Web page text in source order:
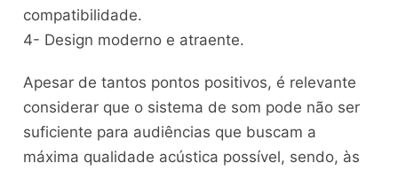
compatibilidade.
4- Design moderno e atraente.
Apesar de tantos pontos positivos, é relevante
considerar que o sistema de som pode não ser
suficiente para audiências que buscam a
máxima qualidade acústica possível, sendo, às